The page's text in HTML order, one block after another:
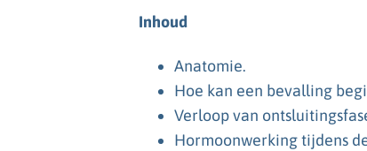
Inhoud
Anatomie.
Hoe kan een bevalling
Verloop van
Hormoonwerking tijdens